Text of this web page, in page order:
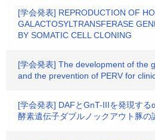
[学会発表] REPRODUCTION OF
GALACTOSYLTRANSFERASE
BY SOMATIC CELL CLONING
[学会発表] The development of the
and the prevention of PERV for
[学会発表] DAFとGnT-IIIを発現する
酵素遺伝子ダブルノックアウト豚の